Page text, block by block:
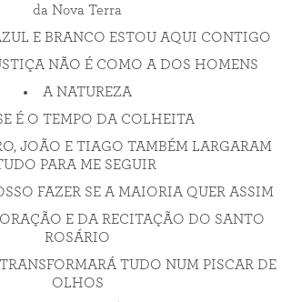
da Nova Terra
E BRANCO ESTOU AQUI CONTIGO
NÃO É COMO A DOS HOMENS
A NATUREZA
É O TEMPO DA COLHEITA
JOÃO E TIAGO TAMBÉM LARGARAM
PARA ME SEGUIR
FAZER SE A MAIORIA QUER ASSIM
E DA RECITAÇÃO DO SANTO
ROSÁRIO
TUDO NUM PISCAR DE
OLHOS